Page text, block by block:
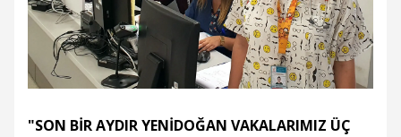
"SON BİR AYDIR YENİDOĞAN VAKALARIMIZ ÜÇ